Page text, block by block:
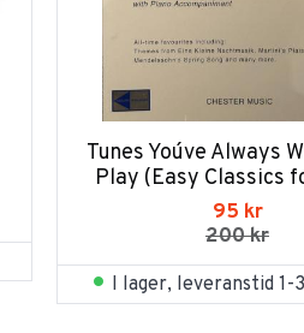
Tunes You´ve Always
Play (Easy Classics
95 kr
200kr
I lager, leveranstid 1-